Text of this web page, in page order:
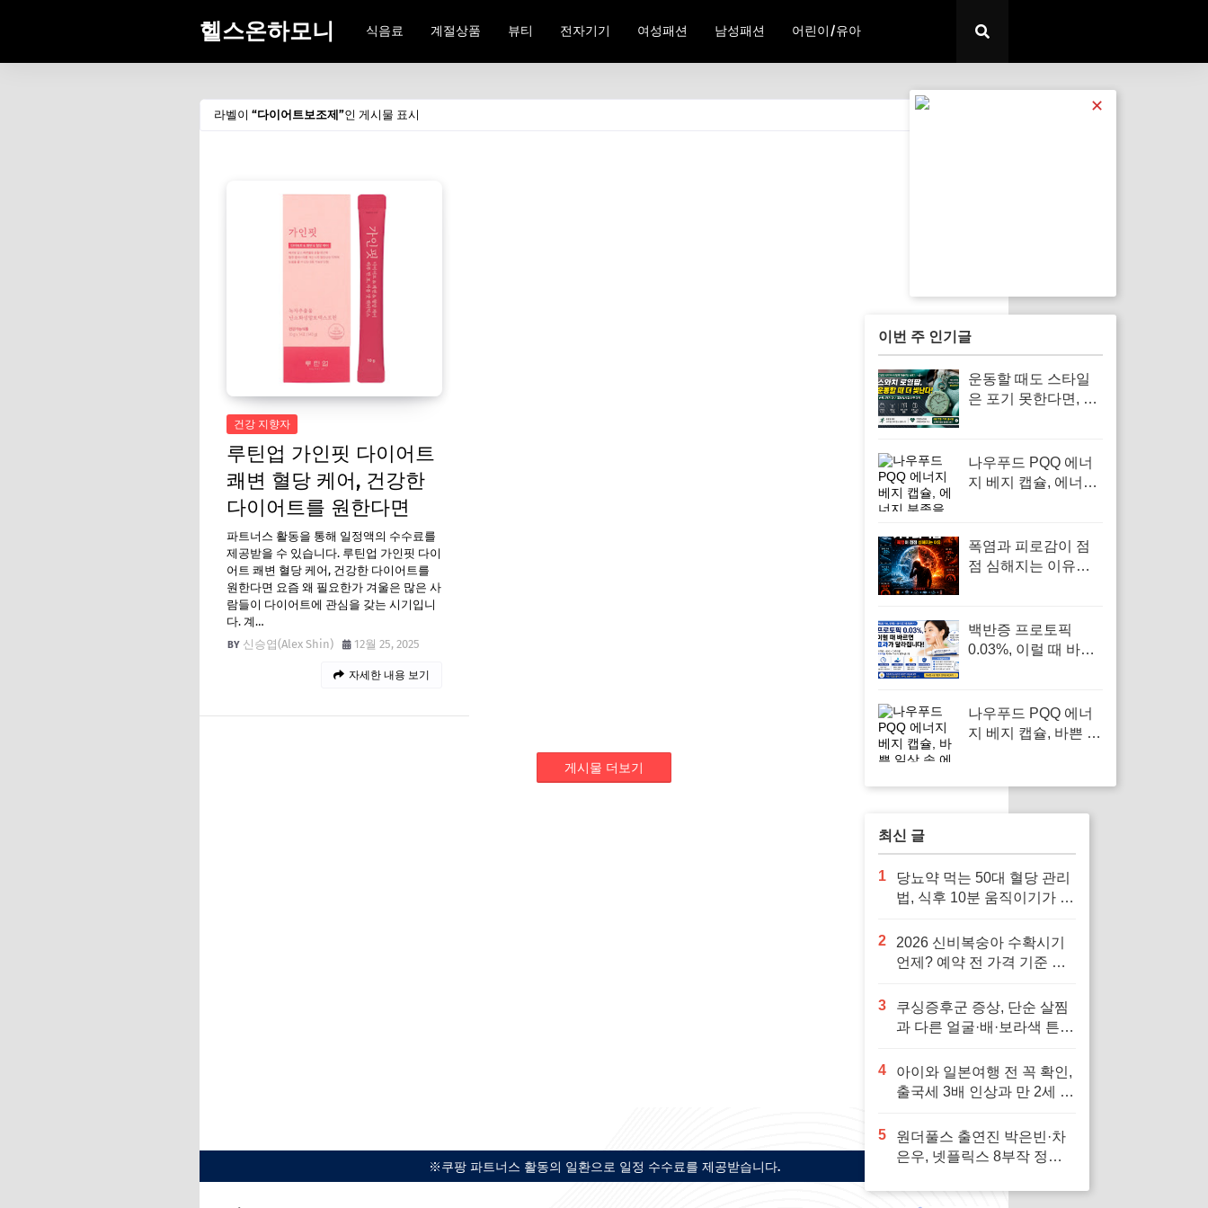
헬스온하모니 식음료 계절상품 뷰티 전자기기 여성패션 남성패션 어린이/유아
라벨이 다이어트보조제 인 게시물 표시
건강 지향자
루틴업 가인핏 다이어트
쾌변 혈당 케어, 건강한
다이어트를 원한다면
파트너스 활동을 통해 일정액의 수수료를
제공받을 수 있습니다. 루틴업 가인핏 다이
어트 쾌변 혈당 케어, 건강한 다이어트를
원한다면 요즘 왜 필요한가 겨울은 많은 사
람들이 다이어트에 관심을 갖는 시기입니
다. 계…
신승엽(Alex Shin)
12월 25, 2025
자세한 내용 보기
게시물 더보기
※쿠팡 파트너스 활동의 일환으로 일정 수수료를 제공받습니다.
✕
이번 주 인기글
운동할 때도 스타일
은 포기 못한다면, 스
나우푸드 PQQ 에너
지 베지 캡슐, 에너지
제
폭염과 피로감이 점
점 심해지는 이유…
다
백반증 프로토픽
0.03%, 이럴 때 바르
나우푸드 PQQ 에너
지 베지 캡슐, 바쁜 일
최신 글
1
당뇨약 먹는 50대 혈당 관리
법, 식후 10분 움직이기가 답
2
2026 신비복숭아 수확시기
언제? 예약 전 가격 기준 모
3
쿠싱증후군 증상, 단순 살찜
과 다른 얼굴·배·보라색 튼살
4
아이와 일본여행 전 꼭 확인,
출국세 3배 인상과 만 2세 미
5
원더풀스 출연진 박은빈·차
은우, 넷플릭스 8부작 정보